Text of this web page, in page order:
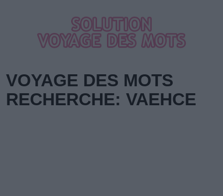
VOYAGE DES MOTS
RECHERCHE: VAEHCE